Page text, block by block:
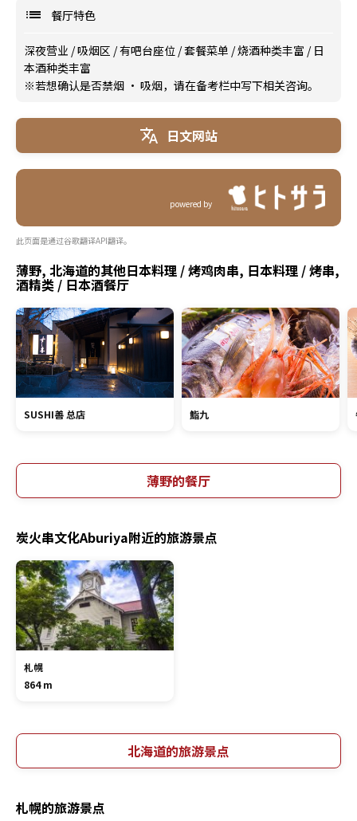
餐厅特色
深夜营业 /吸烟区 /有吧台座位 /套餐菜单 /烧酒种类丰富 / 日
本酒种类丰富
※若想确认是否禁烟 · 吸烟，请在备考栏中写下相关咨询。
日文网站
powered by
此页面是通过谷歌翻译API翻译。
薄野, 北海道的其他日本料理 / 烤鸡肉串, 日本料理 / 烤串,
酒精类 / 日本酒餐厅
SUSHI善 总店 鮨九
薄野的餐厅
炭火串文化Aburiya附近的旅游景点
札幌
864 m
北海道的旅游景点
札幌的旅游景点